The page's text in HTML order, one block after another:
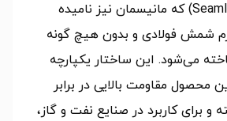
لوله بدون درز (Seamless) که مانیسمان نیز نامیده
شمش فولادی و بدون هیچ گونه
می‌شود. این ساختار یکپارچه
مقاومت بالایی در برابر
و برای کاربرد در صنایع نفت و گاز،